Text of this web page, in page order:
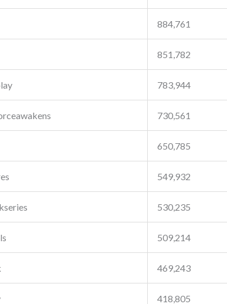
884,761
851,782
783,944
730,561
650,785
549,932
530,235
509,214
469,243
418,805